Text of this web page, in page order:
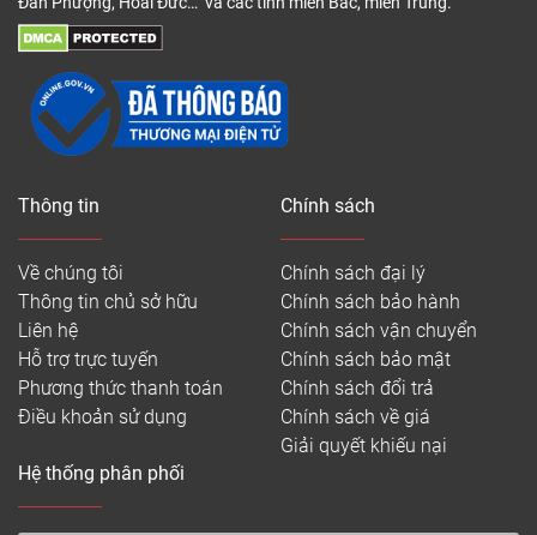
Thông tin
Về chúng tôi
Thông tin chủ sở hữu
Liên hệ
Hỗ trợ trực tuyến
Phương thức thanh toán
Điều khoản sử dụng
Chính sách
Chính sách đại lý
Chính sách bảo hành
Chính sách vận chuyển
Chính sách bảo mật
Chính sách đổi trả
Chính sách về giá
Giải quyết khiếu nại
Hệ thống phân phối